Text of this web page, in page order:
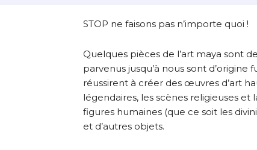
STOP ne faisons pas n’importe quoi !
Quelques pièces de l’art maya sont
parvenus jusqu’à nous sont
réussirent à créer des œuvres d’art
légendaires, les scènes religieuses
figures humaines (que ce soit les
et d’autres objets.